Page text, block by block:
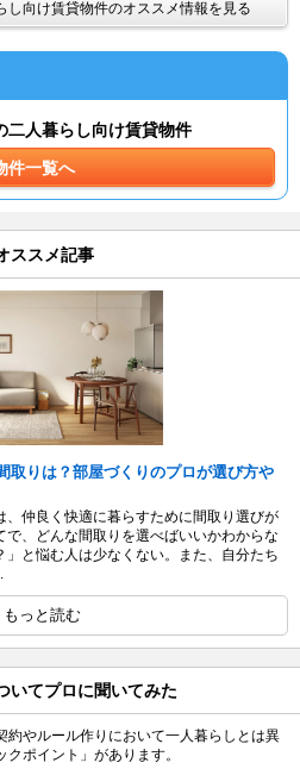
し向け賃貸物件のオススメ情報を見る
二人暮らし向け賃貸物件
件一覧へ
ススメ記事
取りは？部屋づくりのプロが選び方や
、仲良く快適に暮らすために間取り選びが
、どんな間取りを選べばいいかわからな
と悩む人は少なくない。また、自分たち
もっと読む
いてプロに聞いてみた
約やルール作りにおいて一人暮らしとは異
クポイント」があります。